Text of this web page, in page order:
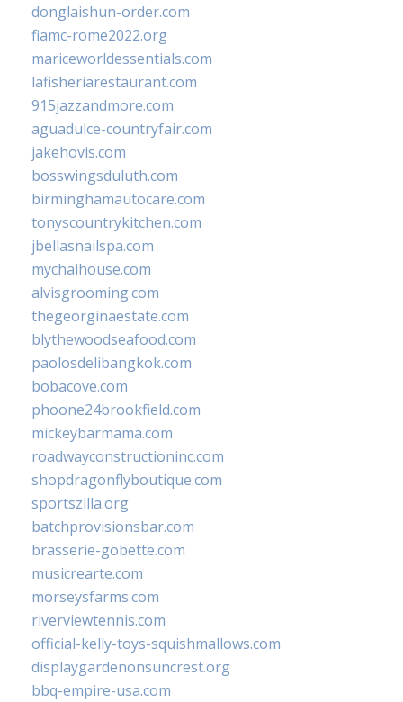
donglaishun-order.com
fiamc-rome2022.org
mariceworldessentials.com
lafisheriarestaurant.com
915jazzandmore.com
aguadulce-countryfair.com
jakehovis.com
bosswingsduluth.com
birminghamautocare.com
tonyscountrykitchen.com
jbellasnailspa.com
mychaihouse.com
alvisgrooming.com
thegeorginaestate.com
blythewoodseafood.com
paolosdelibangkok.com
bobacove.com
phoone24brookfield.com
mickeybarmama.com
roadwayconstructioninc.com
shopdragonflyboutique.com
sportszilla.org
batchprovisionsbar.com
brasserie-gobette.com
musicrearte.com
morseysfarms.com
riverviewtennis.com
official-kelly-toys-squishmallows.com
displaygardenonsuncrest.org
bbq-empire-usa.com